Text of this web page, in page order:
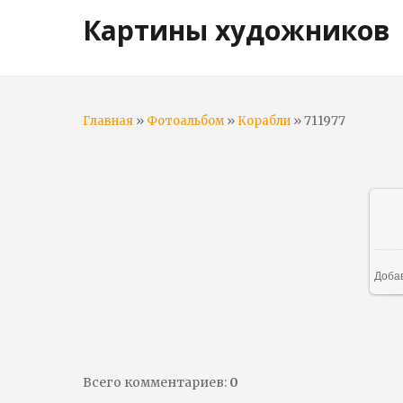
Картины художников
Главная » Фотоальбом» Корабли » 711977
Всего комментариев: 0